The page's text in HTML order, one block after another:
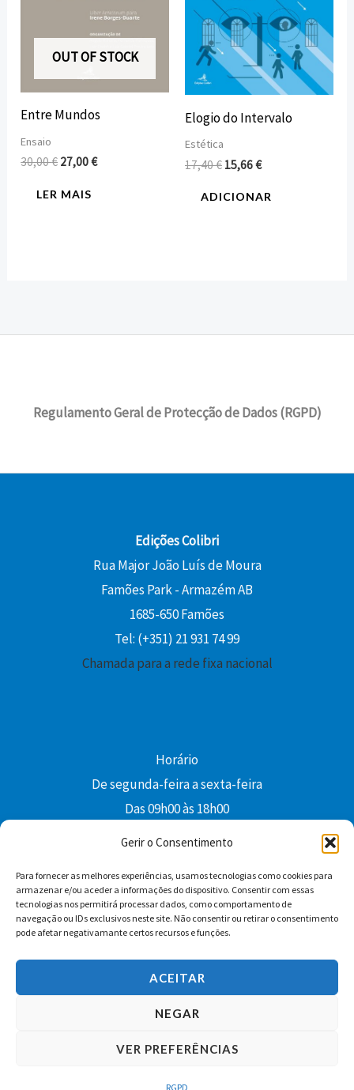
Gerir o Consentimento
Para fornecer as melhores experiências, usamos tecnologias como cookies para
armazenar e/ou aceder a informações do dispositivo. Consentir com essas
tecnologias nos permitirá processar dados, como comportamento de
navegação ou IDs exclusivos neste site. Não consentir ou retirar o consentimento
pode afetar negativamante certos recursos e funções.
ACEITAR
NEGAR
VER PREFERÊNCIAS
RGPD
OUT OF STOCK
Entre Mundos
Ensaio
30,00€ 27,00€
LER MAIS
Elogio do Intervalo
Estética
17,40€ 15,66€
ADICIONAR
Regulamento Geral de Protecção de Dados (RGPD)
Edições Colibri
Rua Major João Luís de Moura
Famões Park - Armazém AB
1685-650 Famões
Tel: (+351) 21 931 74 99
Chamada para a rede fixa nacional
Horário
De segunda-feira a sexta-feira
Das 09h00 às 18h00
Facebook YouTube Instagram
Whatsapp
Condições Gerais de Venda
Copyright © 2026 Edições Colibri